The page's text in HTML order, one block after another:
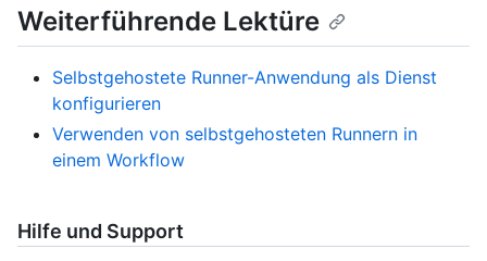
Weiterführende Lektüre
Selbstgehostete Runner-Anwendung als Dienst
konfigurieren
Verwenden von selbstgehosteten Runnern in
einem Workflow
Hilfe und Support